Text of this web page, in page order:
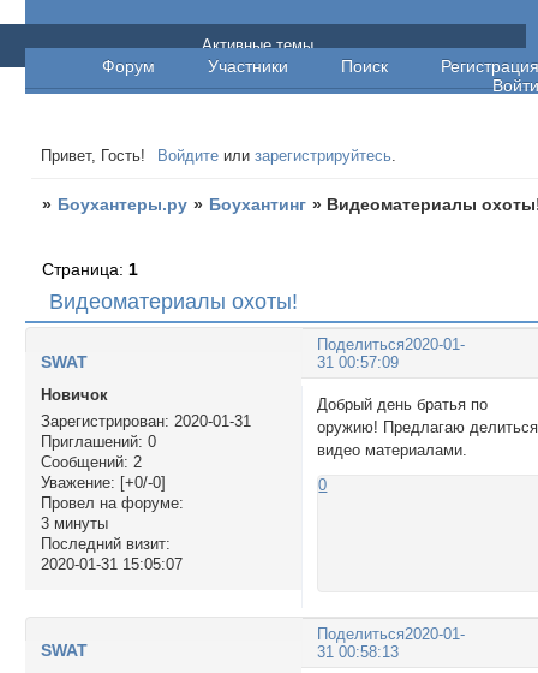
Боухантеры.ру
Форум Участники Поиск
Регистрация
Войти
Активные темы
Привет, Гость! Войдите илизарегистрируйтесь.
» Боухантеры.ру » Боухантинг » Видеоматериалы
Видеоматериалы охоты!
Страница: 1
Поделиться2020-01-
31 00:57:09
SWAT
Новичок
Зарегистрирован: 2020-01-31
Приглашений: 0
Сообщений: 2
Уважение: [+0/-0]
Провел на форуме:
3 минуты
Последний визит:
2020-01-31 15:05:07
Добрый день братья по
оружию! Предлагаю делиться
видео материалами.
0
Поделиться2020-01-
31 00:58:13
SWAT